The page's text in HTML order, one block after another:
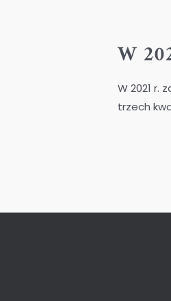
W
W 2021 r.
trzech